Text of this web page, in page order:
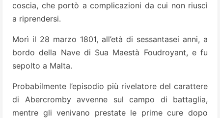
coscia, che portò a complicazioni da cui non riuscì
a riprendersi.
Morì il 28 marzo 1801, all’età di sessantasei anni, a
bordo della Nave di Sua Maestà Foudroyant, e fu
sepolto a Malta.
Probabilmente l’episodio più rivelatore del carattere
di Abercromby avvenne sul campo di battaglia,
mentre gli venivano prestate le prime cure dopo